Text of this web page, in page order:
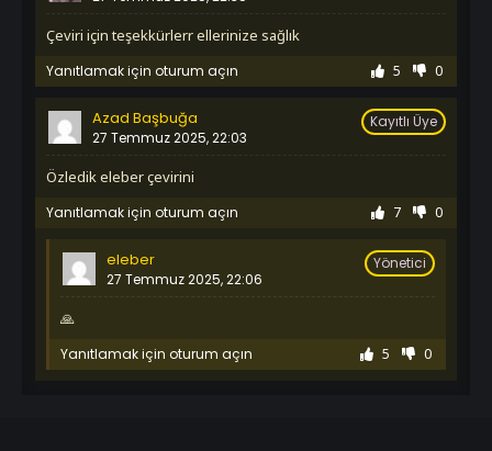
İzledim
İzledim
1. Sezon 1133. Bölüm
İzledim
1. Sezon 1134. Bölüm
İzledim
1. Sezon 1135. Bölüm
İzledim
1. Sezon 1137. Bölüm
İzledim
1. Sezon 1138. Bölüm
İzledim
1. Sezon 1139. Bölüm
İzledim
Çeviri için teşekkürlerr ellerinize sağlık
5 0
Yanıtlamak için oturum açın
Azad Başbuğa
Kayıtlı Üye
27 Temmuz 2025, 22:03
Özledik eleber çevirini
7 0
Yanıtlamak için oturum açın
eleber
Yönetici
27 Temmuz 2025, 22:06
🙏
5 0
Yanıtlamak için oturum açın